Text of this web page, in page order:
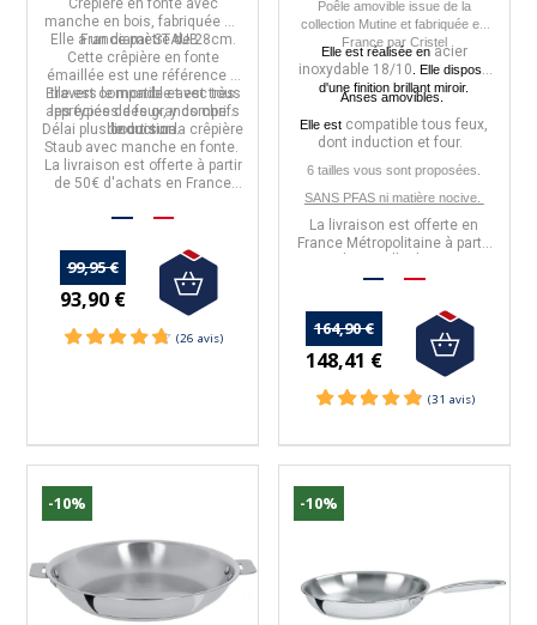
Crêpière en fonte avec
manche en bois, fabriquée en
FranceparSTAUB.
Elle a undiamètre de 28cm.
Cette crêpière en fonte
émaillée est une référence à
travers le monde et est très
appréciées des grands chefs
de cuisine.
Elle est compatible avec tous
les types de feux, y compris
l'induction.
Délai plus court sur la crêpière
Staub avec manche en fonte.
La livraison est offerte à partir
de 50€ d'achats en France
99,95 €
93,90 €
Poêle amovibleissue de la
collection Mutineet fabriquée en
France parCristel
Elle est réalisée enacier
inoxydable 18/10 . Elle dispose
d'une finition brillant miroir.
Anses amovibles.
Elle est compatible tous feux,
dont induction et four.
6 tailles vous sont proposées.
SANS PFAS ni matière nocive.
La livraison est offerte en
France Métropolitaine à partir
164,90 €
148,41 €
-10% -10%